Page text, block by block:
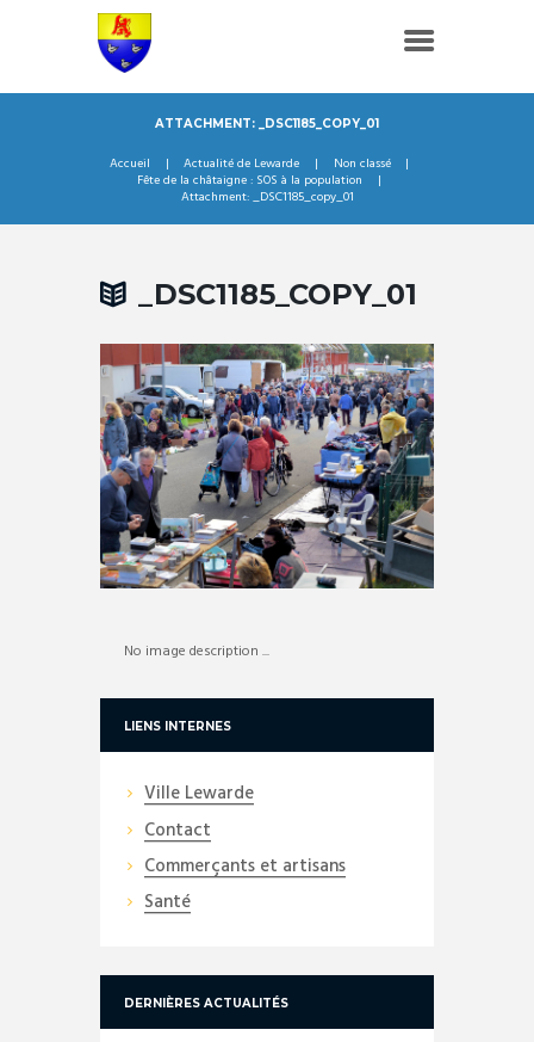
ATTACHMENT: _DSC1185_COPY_01
Accueil Actualité de Lewarde
Non classé
Fête de la châtaigne : SOS à la population
Attachment: _DSC1185_copy_01
_DSC1185_COPY_01
No image description ...
LIENS INTERNES
Ville Lewarde
Contact
Commerçants et artisans
Santé
DERNIÈRES ACTUALITÉS